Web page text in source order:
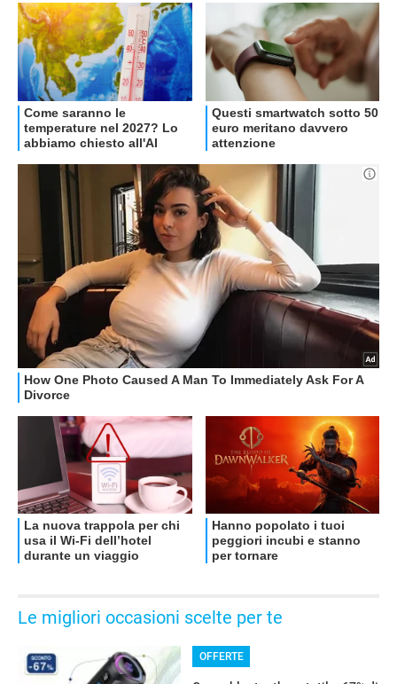
Le migliori occasioni scelte per te
OFFERTE